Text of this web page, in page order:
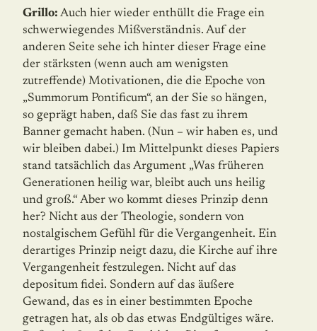
Grillo: Auch hier wieder enthüllt die Frage ein
schwerwiegendes Mißverständnis. Auf der
anderen Seite sehe ich hinter dieser Frage eine
der stärksten (wenn auch am wenigsten
zutreffende) Motivationen, die die Epoche von
„Summorum Pontificum“, an der Sie so hängen,
so geprägt haben, daß Sie das fast zu ihrem
Banner gemacht haben. (Nun – wir haben es, und
wir bleiben dabei.) Im Mittelpunkt dieses Papiers
stand tatsächlich das Argument „Was früheren
Generationen heilig war, bleibt auch uns heilig
und groß.“ Aber wo kommt dieses Prinzip denn
her? Nicht aus der Theologie, sondern von
nostalgischem Gefühl für die Vergangenheit. Ein
derartiges Prinzip neigt dazu, die Kirche auf ihre
Vergangenheit festzulegen. Nicht auf das
depositum fidei. Sondern auf das äußere
Gewand, das es in einer bestimmten Epoche
getragen hat, als ob das etwas Endgültiges wäre.